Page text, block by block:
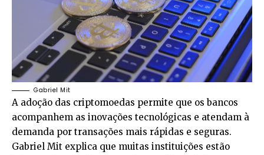
Gabriel Mit
A adoção das criptomoedas permite que os bancos
acompanhem as inovações tecnológicas e atendam à
demanda por transações mais rápidas e seguras.
Gabriel Mit explica que muitas instituições estão